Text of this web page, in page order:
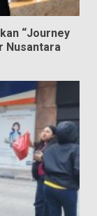
“Journey
Nusantara